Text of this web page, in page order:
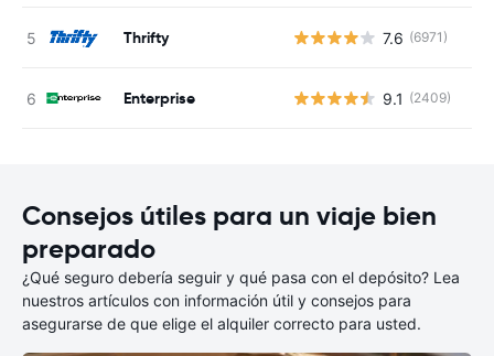
Thrifty 7.6 (6971)
Enterprise 9.1 (2409)
Consejos útiles para un viaje bien
preparado
¿Qué seguro debería seguir y qué pasa con el depósito? Lea
nuestros artículos con información útil y consejos para
asegurarse de que elige el alquiler correcto para usted.